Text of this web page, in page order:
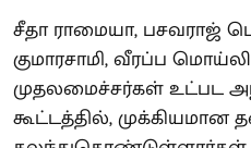
சீதா ராமையா, பசவராஜ்
குமாரசாமி, வீரப்ப
முதலமைச்சர்கள் உட்பட
கூட்டத்தில்,